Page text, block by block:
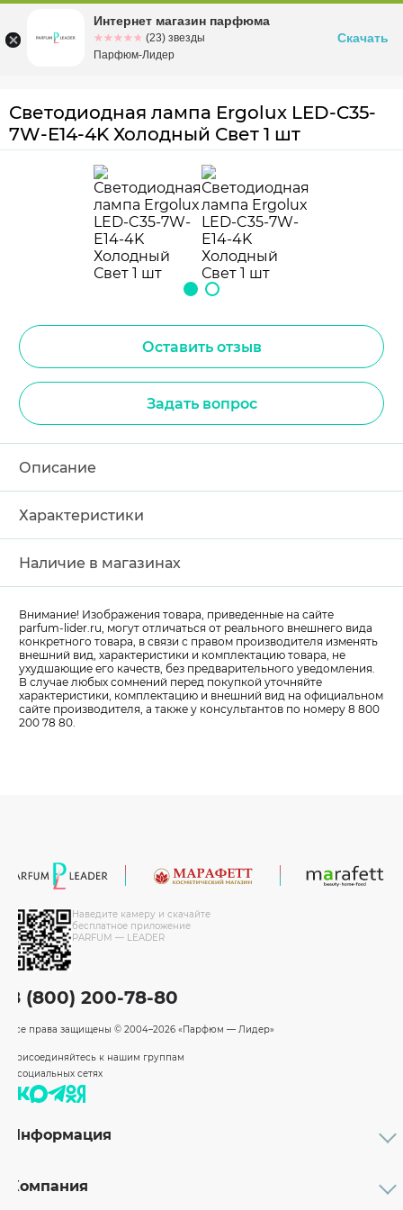
Омскул. Заозерная, 11, к. 1
Светодиодная лампа Ergolux LED-C35-
7W-E14-4K Холодный Свет 1 шт
Оставить отзыв
Задать вопрос
Описание
Характеристики
Наличие в магазинах
Внимание! Изображения товара, приведенные на сайте
parfum-lider.ru, могут отличаться от реального внешнего вида
конкретного товара, в связи с правом производителя изменять
внешний вид, характеристики и комплектацию товара, не
ухудшающие его качеств, без предварительного уведомления.
В случае любых сомнений перед покупкой уточняйте
характеристики, комплектацию и внешний вид на официальном
сайте производителя, а также у консультантов по номеру 8 800
200 78 80.
Наведите камеру и скачайте
бесплатное приложение
PARFUM — LEADER
8 (800) 200-78-80
Все права защищены © 2004–2026 «Парфюм — Лидер»
Присоединяйтесь к нашим группам
в социальных сетях
Информация
Бренды
Компания
Интернет магазин парфюма
☆☆☆☆☆
★★★★★ (23) звезды
Парфюм-Лидер
Скачать